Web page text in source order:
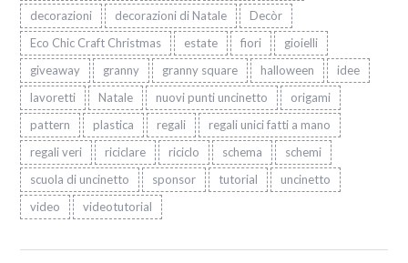
decorazioni
decorazioni di Natale
Decòr
Eco Chic Craft Christmas
estate fiori
gioielli
giveaway
granny granny square halloween
idee
lavoretti
Natale nuovi punti uncinetto
origami
pattern
plastica regali
regali unici fatti a mano
regali veri
riciclare riciclo schema
schemi
scuola di uncinetto
sponsor tutorial
uncinetto
video
videotutorial